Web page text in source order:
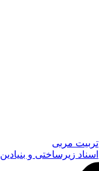
تربیت مربی
اسناد زیرساختی و بنیادین